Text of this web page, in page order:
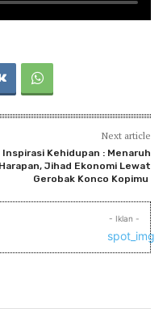
Next article
Inspirasi Kehidupan : Menaruh
Harapan, Jihad Ekonomi Lewat
Gerobak Konco Kopimu
- Iklan -